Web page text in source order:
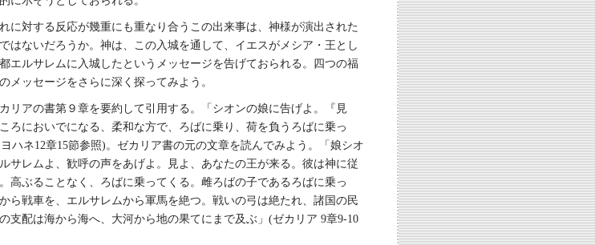
に対する反応が幾重にも重なり合うこの出来事は、神様が演出された
はないだろうか。神は、この入城を通して、イエスがメシア・王とし
エルサレムに入城したというメッセージを告げておられる。四つの福
メッセージをさらに深く探ってみよう。
リアの書第９章を要約して引用する。「シオンの娘に告げよ。『見
ろにおいでになる、柔和な方で、ろばに乗り、荷を負うろばに乗っ
ハネ12章15節参照)。ゼカリア書の元の文章を読んでみよう。「娘シオ
サレムよ、歓呼の声をあげよ。見よ、あなたの王が来る。彼は神に従
高ぶることなく、ろばに乗ってくる。雌ろばの子であるろばに乗っ
ら戦車を、エルサレムから軍馬を絶つ。戦いの弓は絶たれ、諸国の民
支配は海から海へ、大河から地の果てにまで及ぶ」(ゼカリア 9章9-10